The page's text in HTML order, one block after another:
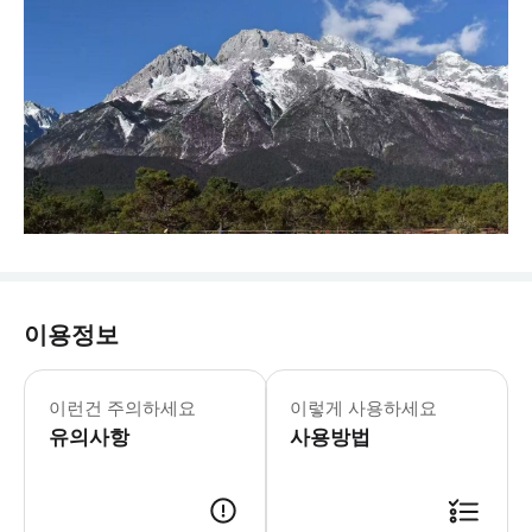
이용정보
이런건 주의하세요
유의사항
* 대삭도와 운삼평 소삭도의 차이점:
이렇게 사용하세요
사용방법